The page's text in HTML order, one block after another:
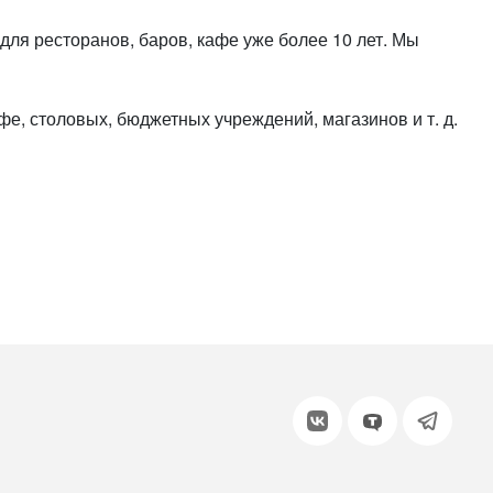
ресторанов, баров, кафе уже более 10 лет. Мы
столовых, бюджетных учреждений, магазинов и т. д.